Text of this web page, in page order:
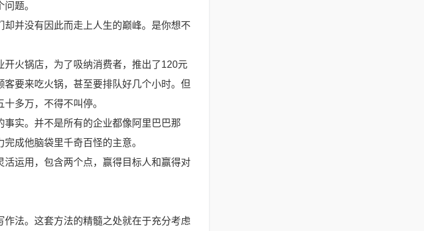
题。
并没有因此而走上人生的巅峰。是你想不
火锅店，为了吸纳消费者，推出了120元
要来吃火锅，甚至要排队好几个小时。但
多万，不得不叫停。
实。并不是所有的企业都像阿里巴巴那
成他脑袋里千奇百怪的主意。
运用，包含两个点，赢得目标人和赢得对
法。这套方法的精髓之处就在于充分考虑